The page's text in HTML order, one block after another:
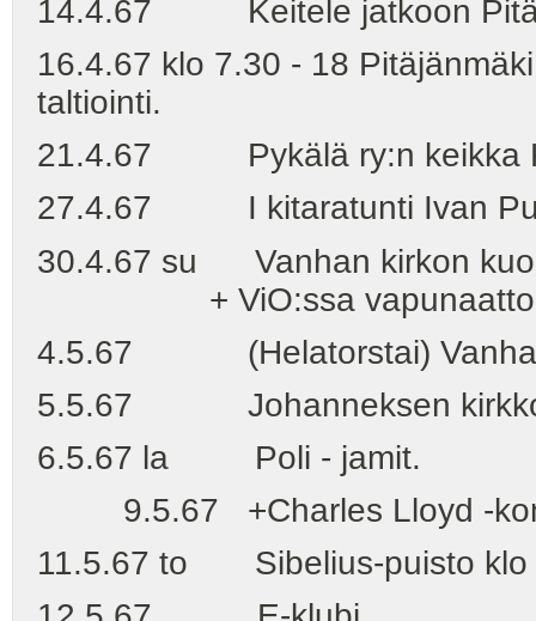
14.4.67 Keitele jatkoon
16.4.67 klo 7.30 - 18
taltiointi.
21.4.67 Pykälä ry:n keikka
27.4.67 I kitaratunti Ivan
30.4.67 su Vanhan kirkon
+ ViO:ssa
4.5.67 (Helatorstai) Vanhan
5.5.67 Johanneksen kirkko -
6.5.67 la Poli - jamit.
9.5.67 +Charles Lloyd -
11.5.67 to Sibelius-puisto klo